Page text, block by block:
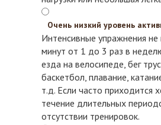
Очень низкий уровень
Интенсивные упражнения
минут от 1 до 3 раз в
езда на велосипеде, бег
баскетбол, плавание,
т.д. Если часто приходится
течение длительных
отсутствии тренировок.